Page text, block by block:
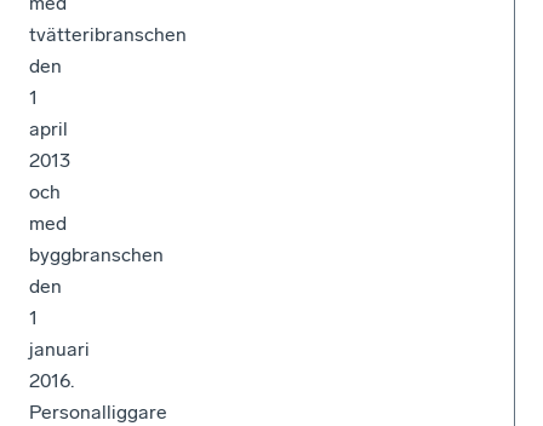
tvätteribranschen
den
1
april
2013
och
med
byggbranschen
den
1
januari
2016.
Personalliggare